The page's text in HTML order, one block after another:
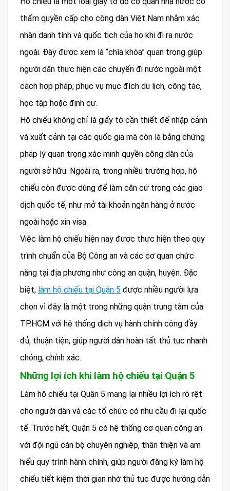
thẩm quyền cấp cho công dân Việt Nam nhằm xác
nhận danh tính và quốc tịch của họ khi đi ra nước
ngoài. Đây được xem là “chìa khóa” quan trọng giúp
người dân thực hiện các chuyến đi nước ngoài một
cách hợp pháp, phục vụ mục đích du lịch, công tác,
học tập hoặc định cư.
Hộ chiếu không chỉ là giấy tờ cần thiết để nhập cảnh
và xuất cảnh tại các quốc gia mà còn là bằng chứng
pháp lý quan trọng xác minh quyền công dân của
người sở hữu. Ngoài ra, trong nhiều trường hợp, hộ
chiếu còn được dùng để làm căn cứ trong các giao
dịch quốc tế, như mở tài khoản ngân hàng ở nước
ngoài hoặc xin visa.
Việc làm hộ chiếu hiện nay được thực hiện theo quy
trình chuẩn của Bộ Công an và các cơ quan chức
năng tại địa phương như công an quận, huyện. Đặc
biệt, làm hộ chiếu tại Quận 5 được nhiều người lựa
chọn vì đây là một trong những quận trung tâm của
TP.HCM với hệ thống dịch vụ hành chính công đầy
đủ, thuận tiện, giúp người dân hoàn tất thủ tục nhanh
chóng, chính xác.
Những lợi ích khi làm hộ chiếu tại Quận 5
Làm hộ chiếu tại Quận 5 mang lại nhiều lợi ích rõ rệt
cho người dân và các tổ chức có nhu cầu đi lại quốc
tế. Trước hết, Quận 5 có hệ thống cơ quan công an
với đội ngũ cán bộ chuyên nghiệp, thân thiện và am
hiểu quy trình hành chính, giúp người đăng ký làm hộ
chiếu tiết kiệm thời gian nhờ thủ tục được hướng dẫn